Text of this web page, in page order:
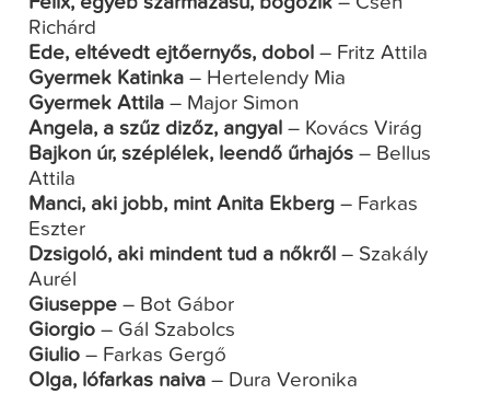
Richárd
Ede, eltévedt ejtőernyős, dobol – Fritz Attila
Gyermek Katinka – Hertelendy Mia
Gyermek Attila – Major Simon
Angela, a szűz dizőz, angyal – Kovács Virág
Bajkon úr, széplélek, leendő űrhajós – Bellus
Attila
Manci, aki jobb, mint Anita Ekberg – Farkas
Eszter
Dzsigoló, aki mindent tud a nőkről – Szakály
Aurél
Giuseppe – Bot Gábor
Giorgio – Gál Szabolcs
Giulio – Farkas Gergő
Olga, lófarkas naiva – Dura Veronika